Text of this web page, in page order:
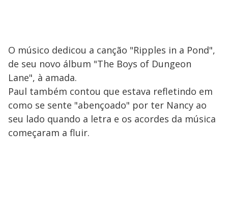
O músico dedicou a canção "Ripples in a Pond",
de seu novo álbum "The Boys of Dungeon
Lane", à amada.
Paul também contou que estava refletindo em
como se sente "abençoado" por ter Nancy ao
seu lado quando a letra e os acordes da música
começaram a fluir.